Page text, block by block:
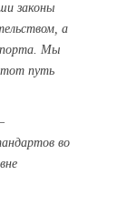
законы
а
Мы
путь
во